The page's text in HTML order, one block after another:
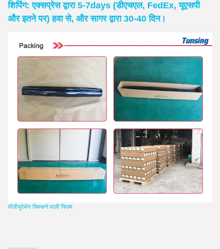
शिपिंग: एक्सप्रेस द्वारा 5-7days (डीएचएल, FedEx, यूएसपी
और इतने पर) हवा से, और सागर द्वारा 30-40 दिन।
पॉलीयुरेथेन चिपकने वाली फिल्म